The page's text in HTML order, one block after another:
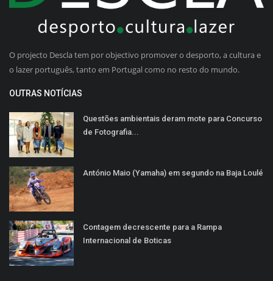
O projecto Descla tem por objectivo promover o desporto, a cultura e
o lazer português, tanto em Portugal como no resto do mundo.
OUTRAS NOTÍCIAS
Questões ambientais deram mote para Concurso
de Fotografia...
António Maio (Yamaha) em segundo na Baja Loulé
Contagem decrescente para a Rampa
Internacional de Boticas